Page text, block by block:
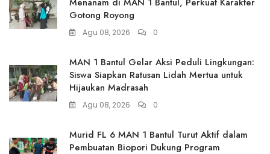
Gotong Royong
Agu 08, 2026 0
MAN 1 Bantul Gelar Aksi Peduli Lingkungan:
Siswa Siapkan Ratusan Lidah Mertua untuk
Hijaukan Madrasah
Agu 08, 2026 0
Murid FL 6 MAN 1 Bantul Turut Aktif dalam
Pembuatan Biopori Dukung Program